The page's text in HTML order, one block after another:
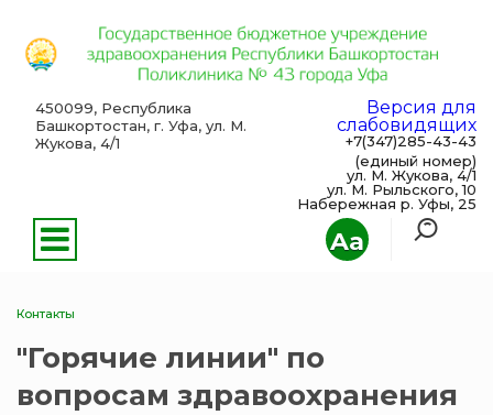
Aa
450099, Республика
Башкортостан, г. Уфа, ул. М.
Жукова, 4/1
Версия для
слабовидящих
+7(347)285-43-43
(единый номер)
ул. М. Жукова, 4/1
ул. М. Рыльского, 10
Набережная р. Уфы, 25
Контакты
"Горячие линии" по
вопросам здравоохранения